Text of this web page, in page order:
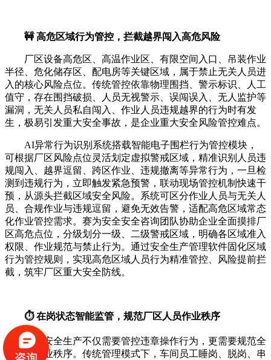
🚧 高危区域行为管控，拦截越界闯入高危风险
厂区设备高危区、高温作业区、有限空间入口、吊装作业
半径、危化储存区、配电房等关键区域，属于禁止无关人员进
入的核心风险点位。传统管控依靠物理围挡、警示标识、人工
值守，存在围挡破损、人员无视警示、误闯误入、无人监护等
漏洞，无关人员私自闯入、作业人员违规越界的行为时有发
生，极易引发重大安全事故，是企业重大安全风险管控难点。
AI异常行为识别系统搭载智能电子围栏行为管控模块，
可根据厂区风险点位灵活划定虚拟警戒区域，精准识别人员违
规闯入、越界逗留、跨区作业、违规撤离等异常行为，一旦检
测到违规行为，立即触发紧急预警，联动现场管控机制快速干
预，从源头拦截区域安全风险。系统可区分作业人员与无关人
员、合规作业与违规逗留，避免无效告警，适配高危区域常态
化作业管控需求。赛为安全安全咨询团队协助企业全面摸排厂
区高危点位，分级划分一级、二级警戒区域，明确各区域准入
权限、作业规范与禁止行为。通过安全生产管理软件固化区域
行为管控规则，实现高危区域人员行为精准管控、风险提前拦
截，筑牢厂区重大安全防线。
⏱️ 在岗状态智能监管，规范厂区人员作业秩序
企业安全生产不仅需要管控违章操作行为，更需要规范全
员在岗作业秩序。传统管理模式下，车间员工睡岗、脱岗、串